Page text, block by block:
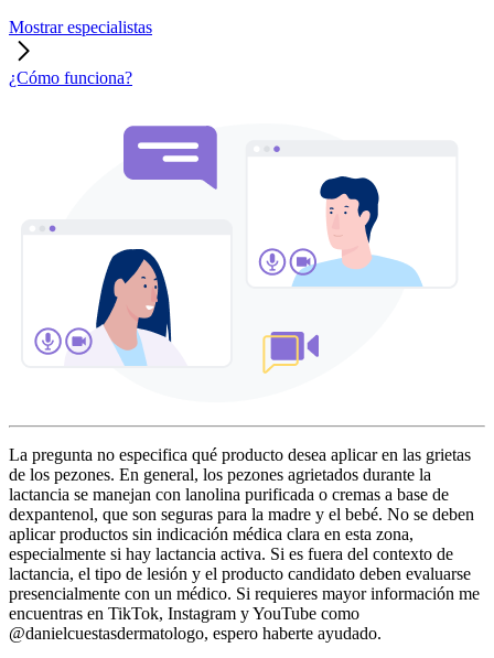
Mostrar especialistas
¿Cómo funciona?
La pregunta no especifica qué producto desea aplicar en las grietas
de los pezones. En general, los pezones agrietados durante la
lactancia se manejan con lanolina purificada o cremas a base de
dexpantenol, que son seguras para la madre y el bebé. No se deben
aplicar productos sin indicación médica clara en esta zona,
especialmente si hay lactancia activa. Si es fuera del contexto de
lactancia, el tipo de lesión y el producto candidato deben evaluarse
presencialmente con un médico. Si requieres mayor información me
encuentras en TikTok, Instagram y YouTube como
@danielcuestasdermatologo, espero haberte ayudado.